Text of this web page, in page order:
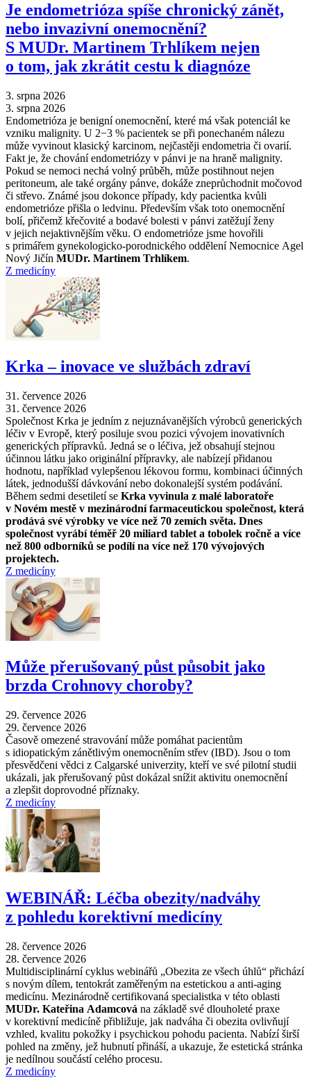
Je endometrióza spíše chronický zánět,
nebo invazivní onemocnění?
S MUDr. Martinem Trhlíkem nejen
o tom, jak zkrátit cestu k diagnóze
3. srpna 2026
3. srpna 2026
Endometrióza je benigní onemocnění, které má však potenciál ke
vzniku malignity. U 2−3 % pacientek se při ponechaném nálezu
může vyvinout klasický karcinom, nejčastěji endometria či ovarií.
Fakt je, že chování endometriózy v pánvi je na hraně malignity.
Pokud se nemoci nechá volný průběh, může postihnout nejen
peritoneum, ale také orgány pánve, dokáže zneprůchodnit močovod
či střevo. Známé jsou dokonce případy, kdy pacientka kvůli
endometrióze přišla o ledvinu. Především však toto onemocnění
bolí, přičemž křečovité a bodavé bolesti v pánvi zatěžují ženy
v jejich nejaktivnějším věku. O endometrióze jsme hovořili
s primářem gynekologicko-porodnického oddělení Nemocnice Agel
Nový Jičín MUDr. Martinem Trhlíkem.
Z medicíny
Krka –⁠ inovace ve službách zdraví
31. července 2026
31. července 2026
Společnost Krka je jedním z nejuznávanějších výrobců generických
léčiv v Evropě, který posiluje svou pozici vývojem inovativních
generických přípravků. Jedná se o léčiva, jež obsahují stejnou
účinnou látku jako originální přípravky, ale nabízejí přidanou
hodnotu, například vylepšenou lékovou formu, kombinaci účinných
látek, jednodušší dávkování nebo dokonalejší systém podávání.
Během sedmi desetiletí se Krka vyvinula z malé laboratoře
v Novém mestě v mezinárodní farmaceutickou společnost, která
prodává své výrobky ve více než 70 zemích světa. Dnes
společnost vyrábí téměř 20 miliard tablet a tobolek ročně a více
než 800 odborníků se podílí na více než 170 vývojových
projektech.
Z medicíny
Může přerušovaný půst působit jako
brzda Crohnovy choroby?
29. července 2026
29. července 2026
Časově omezené stravování může pomáhat pacientům
s idiopatickým zánětlivým onemocněním střev (IBD). Jsou o tom
přesvědčeni vědci z Calgarské univerzity, kteří ve své pilotní studii
ukázali, jak přerušovaný půst dokázal snížit aktivitu onemocnění
a zlepšit doprovodné příznaky.
Z medicíny
WEBINÁŘ: Léčba obezity/nadváhy
z pohledu korektivní medicíny
28. července 2026
28. července 2026
Multidisciplinární cyklus webinářů „Obezita ze všech úhlů“ přichází
s novým dílem, tentokrát zaměřeným na estetickou a anti-aging
medicínu. Mezinárodně certifikovaná specialistka v této oblasti
MUDr. Kateřina Adamcová na základě své dlouholeté praxe
v korektivní medicíně přibližuje, jak nadváha či obezita ovlivňují
vzhled, kvalitu pokožky i psychickou pohodu pacienta. Nabízí širší
pohled na změny, jež hubnutí přináší, a ukazuje, že estetická stránka
je nedílnou součástí celého procesu.
Z medicíny